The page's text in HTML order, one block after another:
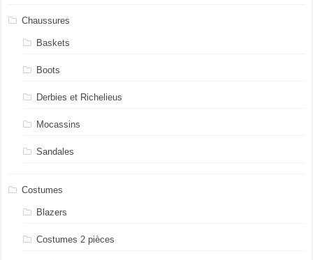
Chaussures
Baskets
Boots
Derbies et Richelieus
Mocassins
Sandales
Costumes
Blazers
Costumes 2 pièces